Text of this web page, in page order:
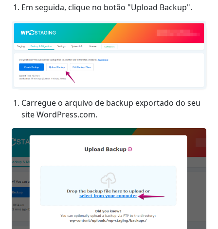
Em seguida, clique no botão "Upload Backup".
Carregue o arquivo de backup exportado do seu
site WordPress.com.